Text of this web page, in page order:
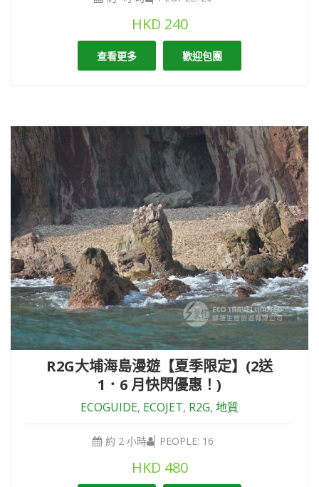
HKD 240
查看更多 歡迎包團
R2G大埔海島漫遊【夏季限定】(2送
1．6 月快閃優惠！)
ECOGUIDE, ECOJET, R2G, 地質
約 2 小時 PEOPLE: 16
HKD 480